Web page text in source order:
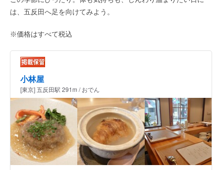
は、五反田へ足を向けてみよう。
※価格はすべて税込
小林屋
[東京] 五反田駅 291m / おでん